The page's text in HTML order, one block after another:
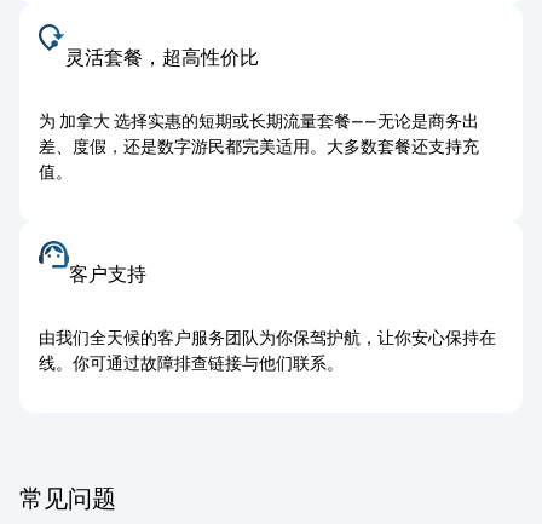
灵活套餐，超高性价比
为 加拿大 选择实惠的短期或长期流量套餐——无论是商务出
差、度假，还是数字游民都完美适用。大多数套餐还支持充
值。
客户支持
由我们全天候的客户服务团队为你保驾护航，让你安心保持在
线。你可通过故障排查链接与他们联系。
常见问题